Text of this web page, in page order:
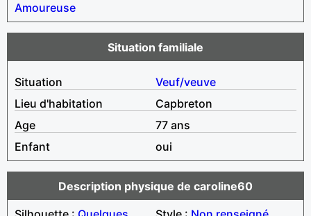
Amoureuse
Situation familiale
Situation
Veuf/veuve
Lieu d'habitation
Capbreton
Age
77 ans
Enfant
oui
Description physique de caroline60